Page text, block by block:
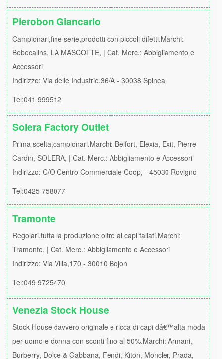
Pierobon Giancarlo
Campionari,fine serie,prodotti con piccoli difetti.Marchi:
Bebecalins, LA MASCOTTE, | Cat. Merc.: Abbigliamento e
Accessori
Indirizzo: Via delle Industrie,36/A - 30038 Spinea
Tel:041 999512
Solera Factory Outlet
Prima scelta,campionari.Marchi: Belfort, Elexia, Exit, Pierre
Cardin, SOLERA, | Cat. Merc.: Abbigliamento e Accessori
Indirizzo: C/O Centro Commerciale Coop, - 45030 Rovigno
Tel:0425 758077
Tramonte
Regolari,tutta la produzione oltre ai capi fallati.Marchi:
Tramonte, | Cat. Merc.: Abbigliamento e Accessori
Indirizzo: Via Villa,170 - 30010 Bojon
Tel:049 9725470
Venezia Stock House
Stock House davvero originale e ricca di capi dâ€™alta moda
per uomo e donna con sconti fino al 50%.Marchi: Armani,
Burberry, Dolce & Gabbana, Fendi, Kiton, Moncler, Prada,